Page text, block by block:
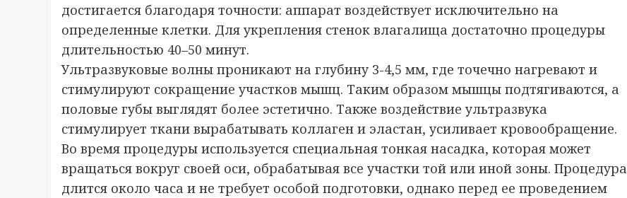
достигается благодаря точности: аппарат воздействует исключительно на
определенные клетки. Для укрепления стенок влагалища достаточно процедуры
длительностью 40–50 минут.
Ультразвуковые волны проникают на глубину 3-4,5 мм, где точечно нагревают и
стимулируют сокращение участков мышц. Таким образом мышцы подтягиваются, а
половые губы выглядят более эстетично. Также воздействие ультразвука
стимулирует ткани вырабатывать коллаген и эластан, усиливает кровообращение.
Во время процедуры используется специальная тонкая насадка, которая может
вращаться вокруг своей оси, обрабатывая все участки той или иной зоны. Процедура
длится около часа и не требует особой подготовки, однако перед ее проведением